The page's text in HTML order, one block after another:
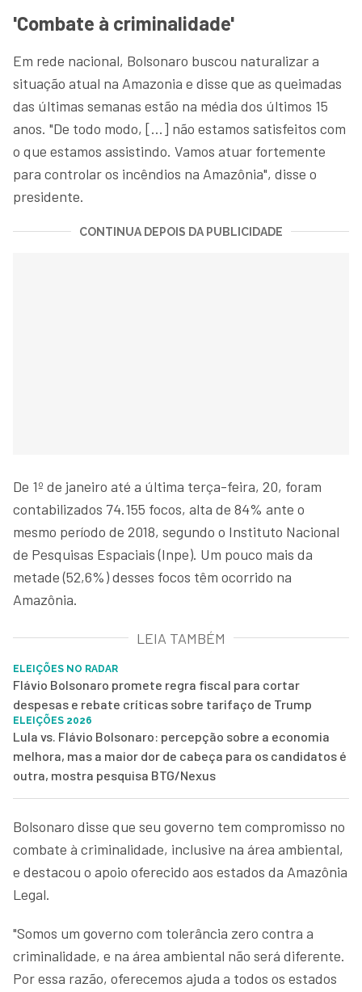
'Combate à criminalidade'
Em rede nacional, Bolsonaro buscou naturalizar a
situação atual na Amazonia e disse que as queimadas
das últimas semanas estão na média dos últimos 15
anos. "De todo modo, [...] não estamos satisfeitos com
o que estamos assistindo. Vamos atuar fortemente
para controlar os incêndios na Amazônia", disse o
presidente.
CONTINUA DEPOIS DA PUBLICIDADE
De 1º de janeiro até a última terça-feira, 20, foram
contabilizados 74.155 focos, alta de 84% ante o
mesmo período de 2018, segundo o Instituto Nacional
de Pesquisas Espaciais (Inpe). Um pouco mais da
metade (52,6%) desses focos têm ocorrido na
Amazônia.
LEIA TAMBÉM
ELEIÇÕES NO RADAR
Flávio Bolsonaro promete regra fiscal para cortar
despesas e rebate críticas sobre tarifaço de Trump
ELEIÇÕES 2026
Lula vs. Flávio Bolsonaro: percepção sobre a economia
melhora, mas a maior dor de cabeça para os candidatos é
outra, mostra pesquisa BTG/Nexus
Bolsonaro disse que seu governo tem compromisso no
combate à criminalidade, inclusive na área ambiental,
e destacou o apoio oferecido aos estados da Amazônia
Legal.
"Somos um governo com tolerância zero contra a
criminalidade, e na área ambiental não será diferente.
Por essa razão, oferecemos ajuda a todos os estados